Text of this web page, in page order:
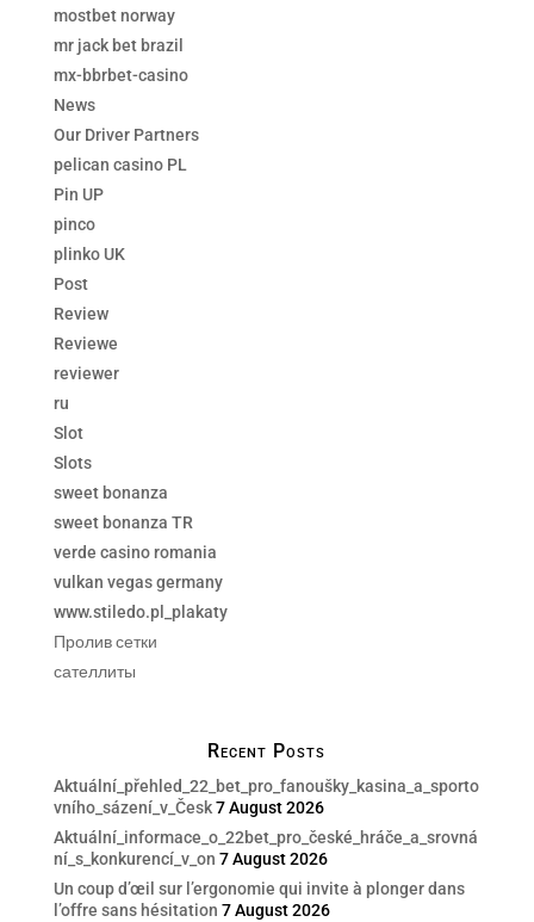
mostbet norway
mr jack bet brazil
mx-bbrbet-casino
News
Our Driver Partners
pelican casino PL
Pin UP
pinco
plinko UK
Post
Review
Reviewe
reviewer
ru
Slot
Slots
sweet bonanza
sweet bonanza TR
verde casino romania
vulkan vegas germany
www.stiledo.pl_plakaty
Пролив сетки
сателлиты
Recent Posts
Aktuální_přehled_22_bet_pro_fanoušky_kasina_a_sporto
vního_sázení_v_Česk 7 August 2026
Aktuální_informace_o_22bet_pro_české_hráče_a_srovná
ní_s_konkurencí_v_on 7 August 2026
Un coup d’œil sur l’ergonomie qui invite à plonger dans
l’offre sans hésitation 7 August 2026